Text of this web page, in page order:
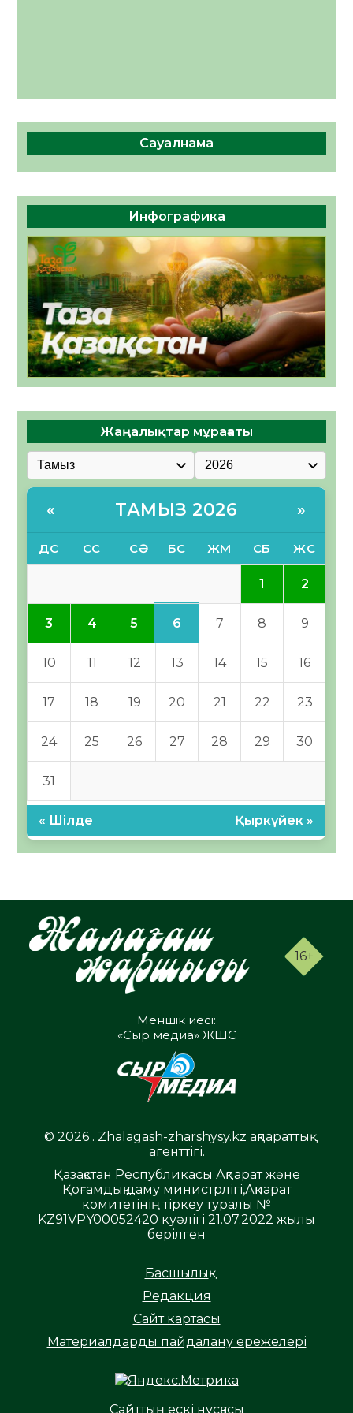
Сауалнама
Инфографика
Жаңалықтар мұрағаты
« ТАМЫЗ 2026 »
ДС СС СӘ БС ЖМ СБ ЖС
1 2
3 4 5 6 7 8 9
10 11 12 13 14 15 16
17 18 19 20 21 22 23
24 25 26 27 28 29 30
31
« Шілде Қыркүйек »
16+
Меншік иесі:
«Сыр медиа» ЖШС
© 2026 . Zhalagash-zharshysy.kz ақпараттық
агенттігі.
Қазақстан Республикасы Ақпарат және
Қоғамдық даму министрлігі,Ақпарат
комитетінің тіркеу туралы №
KZ91VPY00052420 куәлігі 21.07.2022 жылы
берілген
Басшылық
Редакция
Сайт картасы
Материалдарды пайдалану ережелері
Сайттың ескі нұсқасы